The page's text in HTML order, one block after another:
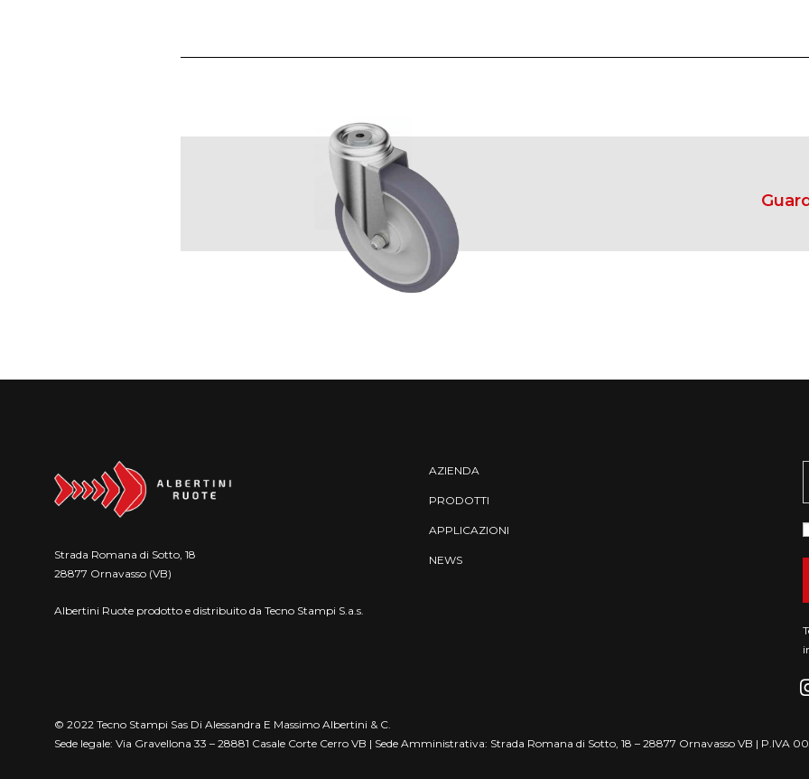
Strada Romana di Sotto, 18
28877 Ornavasso (VB)
Albertini Ruote prodotto e distribuito da Tecno Stampi S.a.s.
AZIENDA
PRODOTTI
APPLICAZIONI
NEWS
© 2022 Tecno Stampi Sas Di Alessandra E Massimo Albertini & C.
Sede legale: Via Gravellona 33 – 28881 Casale Corte Cerro VB | Sede Amministrativa: Strada Romana di Sotto, 18 – 28877 Ornavasso VB | P.IVA